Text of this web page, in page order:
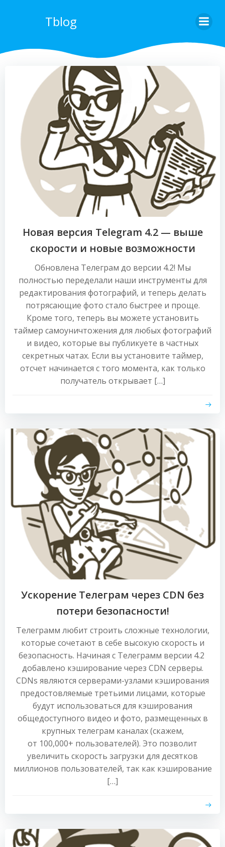
Tblog
Новая версия Telegram 4.2 — выше
скорости и новые возможности
Обновлена Телеграм до версии 4.2! Мы
полностью переделали наши инструменты для
редактирования фотографий, и теперь делать
потрясающие фото стало быстрее и проще.
Кроме того, теперь вы можете установить
таймер самоуничтожения для любых фотографий
и видео, которые вы публикуете в частных
секретных чатах. Если вы установите таймер,
отсчет начинается с того момента, как только
получатель открывает […]
Ускорение Телеграм через CDN без
потери безопасности!
Телеграмм любит строить сложные технологии,
которые сочетают в себе высокую скорость и
безопасность. Начиная с Телеграмм версии 4.2
добавлено кэширование через CDN серверы.
CDNs являются серверами-узлами кэширования
предостовляемые третьими лицами, которые
будут использоваться для кэширования
общедоступного видео и фото, размещенных в
крупных телеграм каналах (скажем,
от 100,000+ пользователей). Это позволит
увеличить скорость загрузки для десятков
миллионов пользователей, так как кэширование
[…]